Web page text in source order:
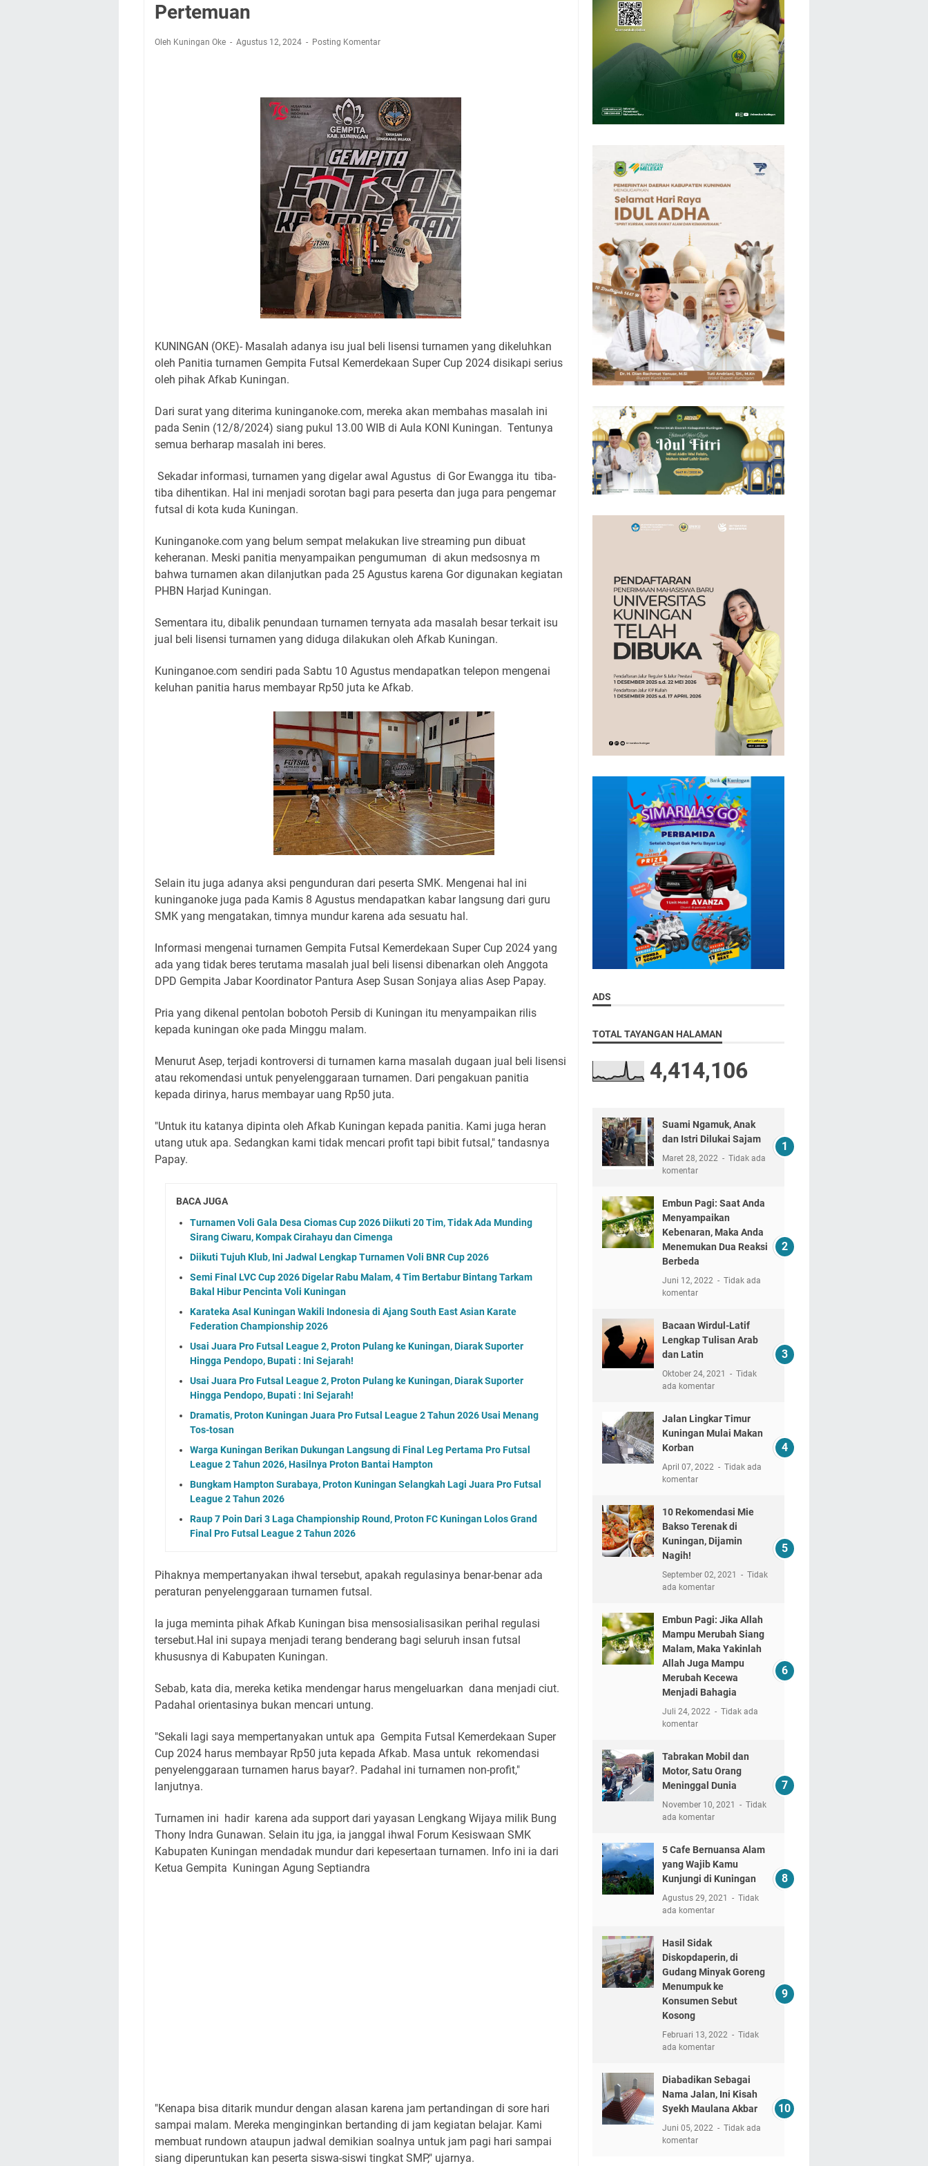
Warga Mulai Kesulitan Air Bersih Akibat Kekeringan, Polres Kuningan dan PAM Tirta
Agenda Kegiatan Bupati Kuningan Jumat 7 Agustus 2026 Ada Tiga, Tapi yang Bakal Dihadiri
Hanya Satu
Pertemuan
Oleh Kuningan Oke Agustus 12, 2024 Posting Komentar
KUNINGAN (OKE)- Masalah adanya isu jual beli lisensi turnamen yang dikeluhkan
oleh Panitia turnamen Gempita Futsal Kemerdekaan Super Cup 2024 disikapi serius
oleh pihak Afkab Kuningan.
Dari surat yang diterima kuninganoke.com, mereka akan membahas masalah ini
pada Senin (12/8/2024) siang pukul 13.00 WIB di Aula KONI Kuningan. Tentunya
semua berharap masalah ini beres.
Sekadar informasi, turnamen yang digelar awal Agustus di Gor Ewangga itu tiba-
tiba dihentikan. Hal ini menjadi sorotan bagi para peserta dan juga para pengemar
futsal di kota kuda Kuningan.
Kuninganoke.com yang belum sempat melakukan live streaming pun dibuat
keheranan. Meski panitia menyampaikan pengumuman di akun medsosnya m
bahwa turnamen akan dilanjutkan pada 25 Agustus karena Gor digunakan kegiatan
PHBN Harjad Kuningan.
Sementara itu, dibalik penundaan turnamen ternyata ada masalah besar terkait isu
jual beli lisensi turnamen yang diduga dilakukan oleh Afkab Kuningan.
Kuninganoe.com sendiri pada Sabtu 10 Agustus mendapatkan telepon mengenai
keluhan panitia harus membayar Rp50 juta ke Afkab.
Selain itu juga adanya aksi pengunduran dari peserta SMK. Mengenai hal ini
kuninganoke juga pada Kamis 8 Agustus mendapatkan kabar langsung dari guru
SMK yang mengatakan, timnya mundur karena ada sesuatu hal.
Informasi mengenai turnamen Gempita Futsal Kemerdekaan Super Cup 2024 yang
ada yang tidak beres terutama masalah jual beli lisensi dibenarkan oleh Anggota
DPD Gempita Jabar Koordinator Pantura Asep Susan Sonjaya alias Asep Papay.
Pria yang dikenal pentolan bobotoh Persib di Kuningan itu menyampaikan rilis
kepada kuningan oke pada Minggu malam.
Menurut Asep, terjadi kontroversi di turnamen karna masalah dugaan jual beli lisensi
atau rekomendasi untuk penyelenggaraan turnamen. Dari pengakuan panitia
kepada dirinya, harus membayar uang Rp50 juta.
"Untuk itu katanya dipinta oleh Afkab Kuningan kepada panitia. Kami juga heran
utang utuk apa. Sedangkan kami tidak mencari profit tapi bibit futsal," tandasnya
Papay.
BACA JUGA
Turnamen Voli Gala Desa Ciomas Cup 2026 Diikuti 20 Tim, Tidak Ada Munding
Sirang Ciwaru, Kompak Cirahayu dan Cimenga
Diikuti Tujuh Klub, Ini Jadwal Lengkap Turnamen Voli BNR Cup 2026
Semi Final LVC Cup 2026 Digelar Rabu Malam, 4 Tim Bertabur Bintang Tarkam
Bakal Hibur Pencinta Voli Kuningan
Karateka Asal Kuningan Wakili Indonesia di Ajang South East Asian Karate
Federation Championship 2026
Usai Juara Pro Futsal League 2, Proton Pulang ke Kuningan, Diarak Suporter
Hingga Pendopo, Bupati : Ini Sejarah!
Usai Juara Pro Futsal League 2, Proton Pulang ke Kuningan, Diarak Suporter
Hingga Pendopo, Bupati : Ini Sejarah!
Dramatis, Proton Kuningan Juara Pro Futsal League 2 Tahun 2026 Usai Menang
Tos-tosan
Warga Kuningan Berikan Dukungan Langsung di Final Leg Pertama Pro Futsal
League 2 Tahun 2026, Hasilnya Proton Bantai Hampton
Bungkam Hampton Surabaya, Proton Kuningan Selangkah Lagi Juara Pro Futsal
League 2 Tahun 2026
Raup 7 Poin Dari 3 Laga Championship Round, Proton FC Kuningan Lolos Grand
Final Pro Futsal League 2 Tahun 2026
Pihaknya mempertanyakan ihwal tersebut, apakah regulasinya benar-benar ada
peraturan penyelenggaraan turnamen futsal.
Ia juga meminta pihak Afkab Kuningan bisa mensosialisasikan perihal regulasi
tersebut.Hal ini supaya menjadi terang benderang bagi seluruh insan futsal
khususnya di Kabupaten Kuningan.
Sebab, kata dia, mereka ketika mendengar harus mengeluarkan dana menjadi ciut.
Padahal orientasinya bukan mencari untung.
"Sekali lagi saya mempertanyakan untuk apa Gempita Futsal Kemerdekaan Super
Cup 2024 harus membayar Rp50 juta kepada Afkab. Masa untuk rekomendasi
penyelenggaraan turnamen harus bayar?. Padahal ini turnamen non-profit,"
lanjutnya.
Turnamen ini hadir karena ada support dari yayasan Lengkang Wijaya milik Bung
Thony Indra Gunawan. Selain itu jga, ia janggal ihwal Forum Kesiswaan SMK
Kabupaten Kuningan mendadak mundur dari kepesertaan turnamen. Info ini ia dari
Ketua Gempita Kuningan Agung Septiandra
"Kenapa bisa ditarik mundur dengan alasan karena jam pertandingan di sore hari
sampai malam. Mereka menginginkan bertanding di jam kegiatan belajar. Kami
membuat rundown ataupun jadwal demikian soalnya untuk jam pagi hari sampai
siang diperuntukan kan peserta siswa-siswi tingkat SMP," ujarnya.
ADS
TOTAL TAYANGAN HALAMAN
4,414,106
Suami Ngamuk, Anak
dan Istri Dilukai Sajam
Maret 28, 2022
Tidak ada
komentar
Embun Pagi: Saat Anda
Menyampaikan
Kebenaran, Maka Anda
Menemukan Dua Reaksi
Berbeda
Juni 12, 2022
Tidak ada
komentar
Bacaan Wirdul-Latif
Lengkap Tulisan Arab
dan Latin
Oktober 24, 2021
Tidak
ada komentar
Jalan Lingkar Timur
Kuningan Mulai Makan
Korban
April 07, 2022
Tidak ada
komentar
10 Rekomendasi Mie
Bakso Terenak di
Kuningan, Dijamin
Nagih!
September 02, 2021
Tidak
ada komentar
Embun Pagi: Jika Allah
Mampu Merubah Siang
Malam, Maka Yakinlah
Allah Juga Mampu
Merubah Kecewa
Menjadi Bahagia
Juli 24, 2022
Tidak ada
komentar
Tabrakan Mobil dan
Motor, Satu Orang
Meninggal Dunia
November 10, 2021
Tidak
ada komentar
5 Cafe Bernuansa Alam
yang Wajib Kamu
Kunjungi di Kuningan
Agustus 29, 2021
Tidak
ada komentar
Hasil Sidak
Diskopdaperin, di
Gudang Minyak Goreng
Menumpuk ke
Konsumen Sebut
Kosong
Februari 13, 2022
Tidak
ada komentar
Diabadikan Sebagai
Nama Jalan, Ini Kisah
Syekh Maulana Akbar
Juni 05, 2022
Tidak ada
komentar